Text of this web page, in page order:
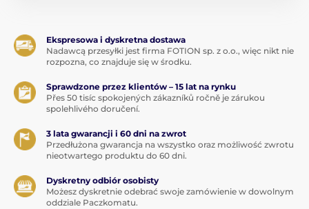
Ekspresowa i dyskretna dostawa
Nadawcą przesyłki jest firma FOTION sp. z o.o., więc nikt nie
rozpozna, co znajduje się w środku.
Sprawdzone przez klientów – 15 lat na rynku
Přes 50 tisíc spokojených zákazníků ročně je zárukou
spolehlivého doručení.
3 lata gwarancji i 60 dni na zwrot
Przedłużona gwarancja na wszystko oraz możliwość zwrotu
nieotwartego produktu do 60 dni.
Dyskretny odbiór osobisty
Możesz dyskretnie odebrać swoje zamówienie w dowolnym
oddziale Paczkomatu.